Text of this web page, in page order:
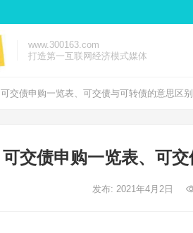
www.300163.com
打造第一互联网经济模式媒体
可交债申购一览表、可交债与可转债的意思区别
可交债申购一览表、可
发布: 2021年4月2日